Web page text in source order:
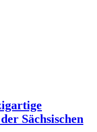
Sächsischen